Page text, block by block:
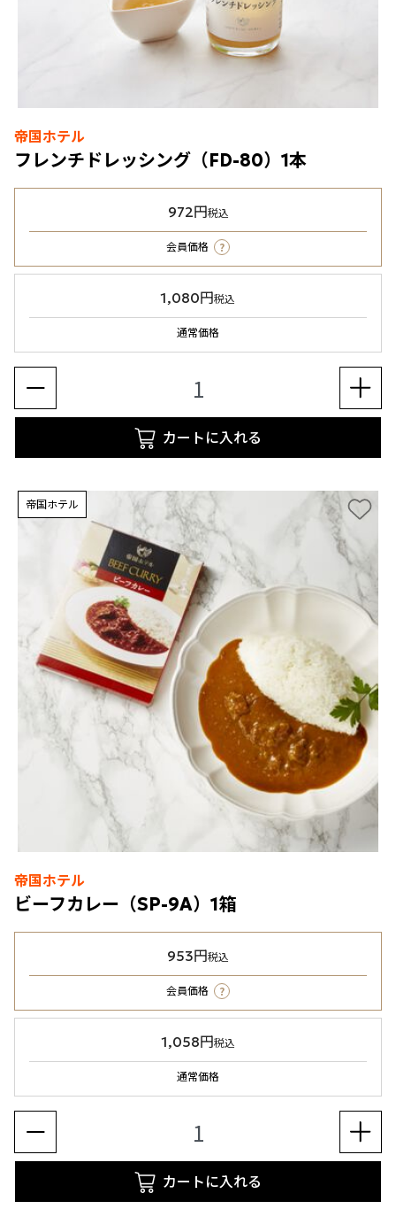
帝国ホテル
フレンチドレッシング（FD-80）1本
972円税込
会員価格 ?
1,080円税込
通常価格
カートに入れる
帝国ホテル
帝国ホテル
ビーフカレー（SP-9A）1箱
953円税込
会員価格 ?
1,058円税込
通常価格
カートに入れる